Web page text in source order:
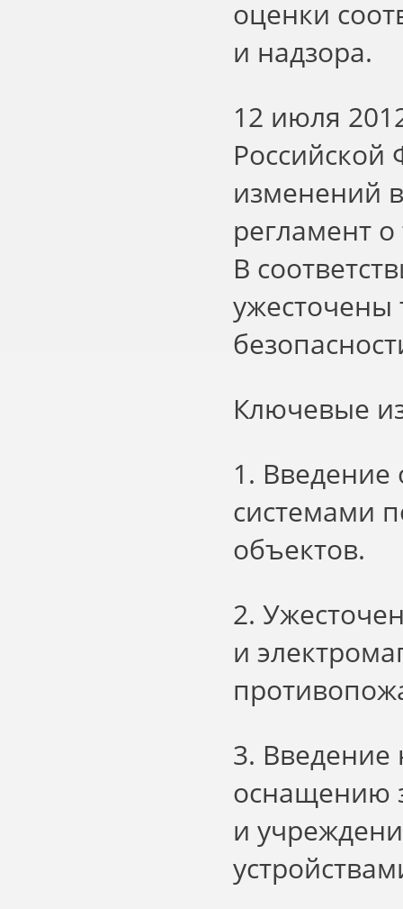
оценки
и надзора.
12 июля
изменений
регламент
В
Ключевые
1.
системами
объектов.
2.
и
3. Введение
оснащению
и